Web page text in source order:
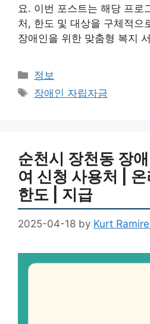
요. 이번 포스트는 해당 프로
처, 한도 및 대상을 구체적으
장애인을 위한 맞춤형 복지
Categories
정보
Tags
장애인 자립자금
순천시 장천동 장
여 신청 사용처 | 온
한도 | 지급
2025-04-18 by Kurt